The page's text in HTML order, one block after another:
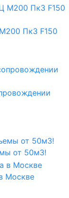
Пк3 F150
от 50м3!
Москве